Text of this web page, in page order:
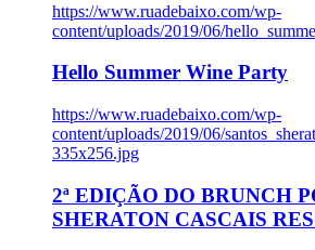
https://www.ruadebaixo.com/wp-
content/uploads/2019/06/
Hello Summer Wine Party
https://www.ruadebaixo.com/wp-
content/uploads/2019/06/
335x256.jpg
2ª EDIÇÃO DO BRUNCH
SHERATON CASCAIS